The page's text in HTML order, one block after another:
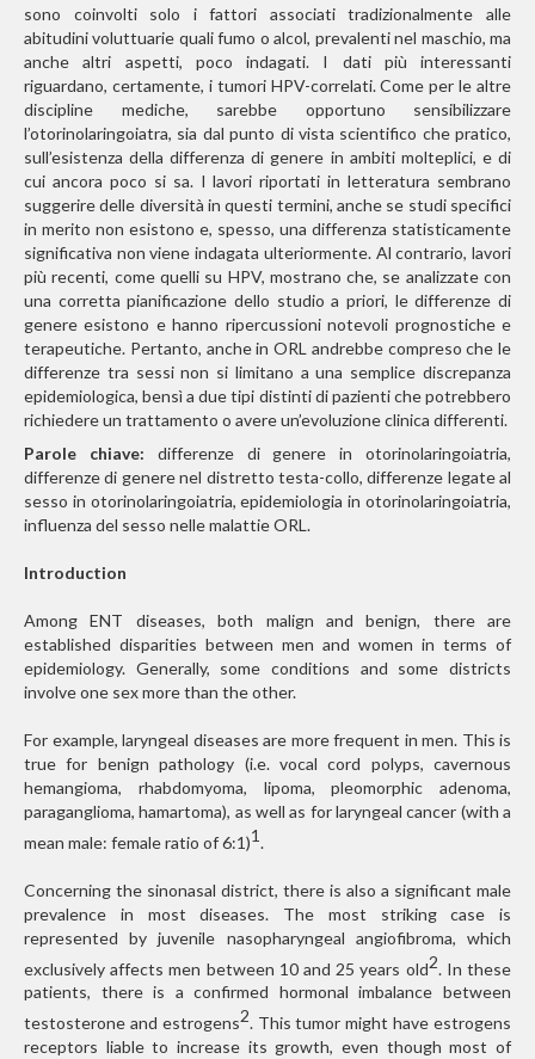
sono coinvolti solo i fattori associati tradizionalmente alle
abitudini voluttuarie quali fumo o alcol, prevalenti nel maschio, ma
anche altri aspetti, poco indagati. I dati più interessanti
riguardano, certamente, i tumori HPV-correlati. Come per le altre
discipline mediche, sarebbe opportuno sensibilizzare
l’otorinolaringoiatra, sia dal punto di vista scientifico che pratico,
sull’esistenza della differenza di genere in ambiti molteplici, e di
cui ancora poco si sa. I lavori riportati in letteratura sembrano
suggerire delle diversità in questi termini, anche se studi specifici
in merito non esistono e, spesso, una differenza statisticamente
significativa non viene indagata ulteriormente. Al contrario, lavori
più recenti, come quelli su HPV, mostrano che, se analizzate con
una corretta pianificazione dello studio a priori, le differenze di
genere esistono e hanno ripercussioni notevoli prognostiche e
terapeutiche. Pertanto, anche in ORL andrebbe compreso che le
differenze tra sessi non si limitano a una semplice discrepanza
epidemiologica, bensì a due tipi distinti di pazienti che potrebbero
richiedere un trattamento o avere un’evoluzione clinica differenti.
Parole chiave: differenze di genere in otorinolaringoiatria,
differenze di genere nel distretto testa-collo, differenze legate al
sesso in otorinolaringoiatria, epidemiologia in otorinolaringoiatria,
influenza del sesso nelle malattie ORL.
Introduction
Among ENT diseases, both malign and benign, there are
established disparities between men and women in terms of
epidemiology. Generally, some conditions and some districts
involve one sex more than the other.
For example, laryngeal diseases are more frequent in men. This is
true for benign pathology (i.e. vocal cord polyps, cavernous
hemangioma, rhabdomyoma, lipoma, pleomorphic adenoma,
paraganglioma, hamartoma), as well as for laryngeal cancer (with a
mean male: female ratio of 6:1)1.
Concerning the sinonasal district, there is also a significant male
prevalence in most diseases. The most striking case is
represented by juvenile nasopharyngeal angiofibroma, which
exclusively affects men between 10 and 25 years old2. In these
patients, there is a confirmed hormonal imbalance between
testosterone and estrogens2. This tumor might have estrogens
receptors liable to increase its growth, even though most of